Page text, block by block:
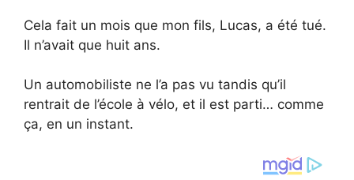
Cela fait un mois que mon fils, Lucas, a été tué.
Il n’avait que huit ans.
Un automobiliste ne l’a pas vu tandis qu’il
rentrait de l’école à vélo, et il est parti… comme
ça, en un instant.